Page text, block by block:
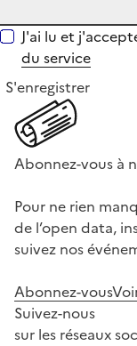
J'ai lu et
du service
S'enregistrer
Abonnez-vous à
Pour ne rien
de l’open data,
suivez nos
Abonnez-vous
Suivez-nous
sur les réseaux